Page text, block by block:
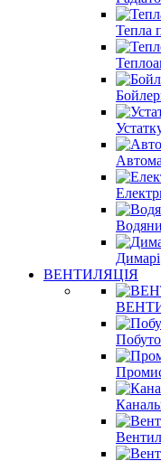
Тепла
Димарі
ВЕНТИЛЯЦІЯ